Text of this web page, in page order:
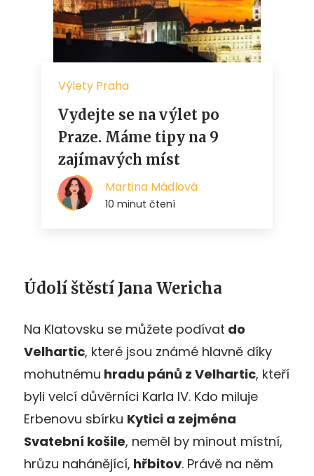
Údolí štěstí Jana Wericha
Na Klatovsku se můžete podívat do
Velhartic, které jsou známé hlavně díky
mohutnému hradu pánů z Velhartic, kteří
byli velcí důvěrníci Karla IV. Kdo miluje
Erbenovu sbírku Kytici a zejména
Svatební košile, neměl by minout místní,
hrůzu nahánějící, hřbitov. Právě na něm